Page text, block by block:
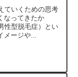
ていくための思考
なってきたか
性型脱毛症）とい
ージや...